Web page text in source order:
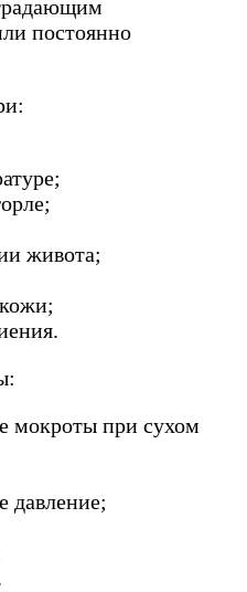
постоянно
живота;
мокроты при сухом
давление;